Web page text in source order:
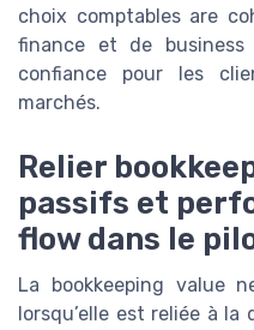
choix comptables are
finance et de
confiance pour les
marchés.
Relier
passifs et
flow dans le
La bookkeeping value
lorsqu’elle est reliée à